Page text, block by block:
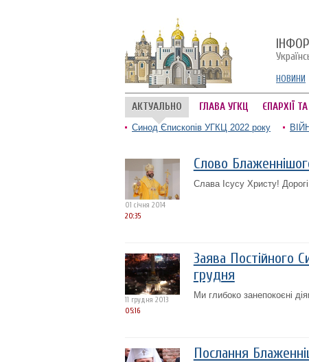
НОВИНИ
АКТУАЛЬНО ГЛАВА УГКЦ ЄПАРХІЇ
Синод Єпископів УГКЦ 2022 року
01 січня 2014
20:35
Слово
Слава Ісусу Христу!
11 грудня 2013
05:16
Заява Постійного
грудня
Ми глибоко занепокоєні
Послання